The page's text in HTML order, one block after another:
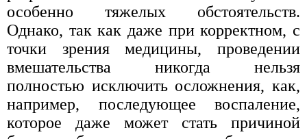
особенно тяжелых обстоятельств.
Однако, так как даже при корректном, с
точки зрения медицины, проведении
вмешательства никогда нельзя
полностью исключить осложнения, как,
например, последующее воспаление,
которое даже может стать причиной